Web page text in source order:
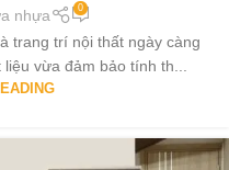
nhựa 0
trang trí nội thất ngày càng
vừa đảm bảo tính th...